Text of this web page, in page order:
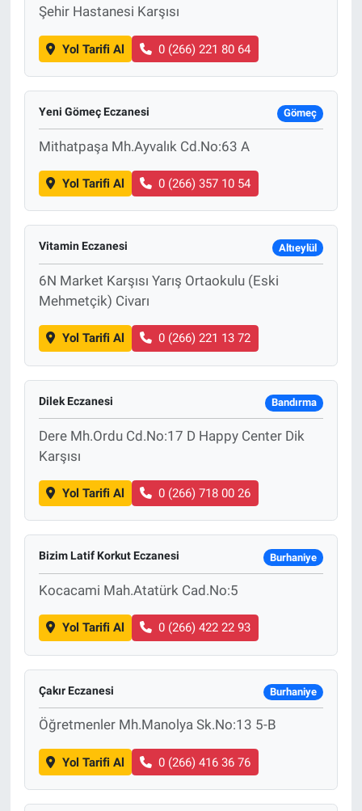
Şehir Hastanesi Karşısı
Yol Tarifi Al 0 (266) 221 80 64
Yeni Gömeç Eczanesi Gömeç
Mithatpaşa Mh.Ayvalık Cd.No:63 A
Yol Tarifi Al 0 (266) 357 10 54
Vitamin Eczanesi Altıeylül
6N Market Karşısı Yarış Ortaokulu (Eski
Mehmetçik) Civarı
Yol Tarifi Al 0 (266) 221 13 72
Dilek Eczanesi Bandırma
Dere Mh.Ordu Cd.No:17 D Happy Center Dik
Karşısı
Yol Tarifi Al 0 (266) 718 00 26
Bizim Latif Korkut Eczanesi Burhaniye
Kocacami Mah.Atatürk Cad.No:5
Yol Tarifi Al 0 (266) 422 22 93
Çakır Eczanesi Burhaniye
Öğretmenler Mh.Manolya Sk.No:13 5-B
Yol Tarifi Al 0 (266) 416 36 76